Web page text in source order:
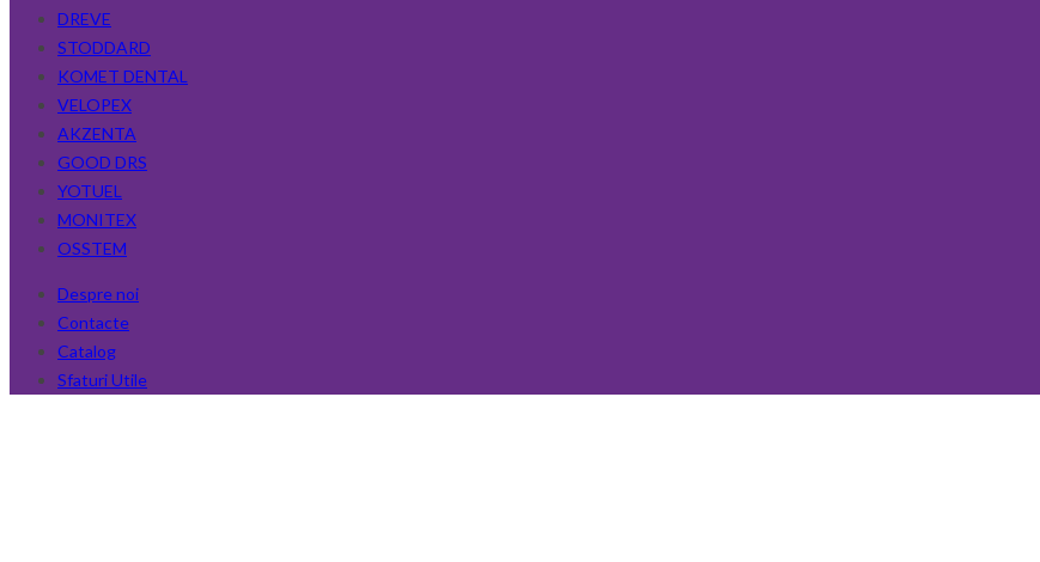
DREVE
STODDARD
KOMET DENTAL
VELOPEX
AKZENTA
GOOD DRS
YOTUEL
MONITEX
OSSTEM
Despre noi
Contacte
Catalog
Sfaturi Utile